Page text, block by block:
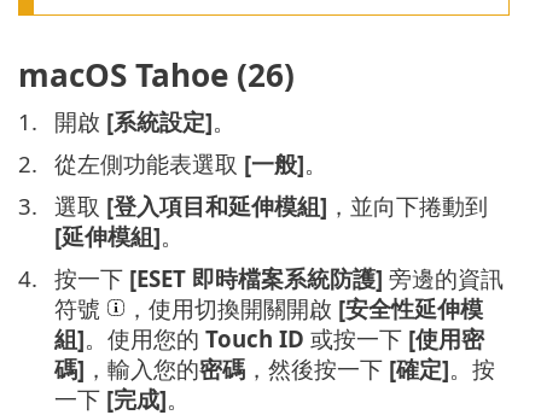
macOS Tahoe (26)
1. 開啟 [系統設定]。
2. 從左側功能表選取 [一般]。
3. 選取 [登入項目和延伸模組] ，並向下捲動到
[延伸模組]。
4. 按一下 [ESET 即時檔案系統防護] 旁邊的資訊
符號
，使用切換開關開啟 [安全性延伸模
組]。使用您的 Touch ID 或按一下 [使用密
碼] ，輸入您的密碼 ，然後按一下 [確定]。按
一下 [完成]。